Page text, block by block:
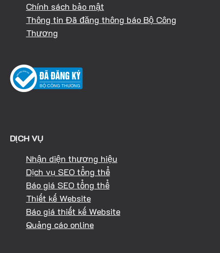
Chính sách bảo mật
Thông tin Đã đăng thông báo Bộ Công
Thương
DỊCH VỤ
Nhận diện thương hiệu
Dịch vụ SEO tổng thể
Báo giá SEO tổng thể
Thiết kế Website
Báo giá thiết kế Website
Quảng cáo online